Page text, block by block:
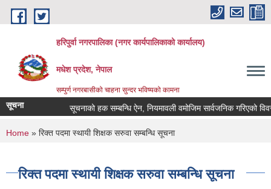
Skip to main content
हरिपुर्वा नगरपालिका (नगर कार्यपालिकाको कार्यालय)
मधेश प्रदेश, नेपाल
सम्पुर्ण नगरबासीको चाहना सुन्दर भविष्यको कामना
सूचना सूचनाको हक सम्बन्धि ऐन, नियमावली वमोजिम सार्वजनिक गरिएको
You are here
Home » रिक्त पदमा स्थायी शिक्षक सरुवा सम्बन्धि सूचना
रिक्त पदमा स्थायी शिक्षक सरुवा सम्बन्धि सूचना